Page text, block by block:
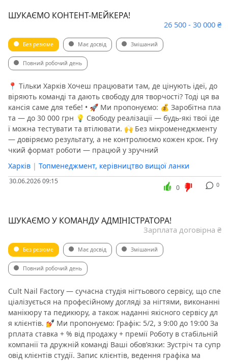
ШУКАЄМО КОНТЕНТ-МЕЙКЕРА!
26 500 - 30 000 ₴
Без резюме Має досвід Змішаний
Повний робочий день
📍 Тільки Харків Хочеш працювати там, де цінують ідеї, до
віряють команді та дають свободу для творчості? Тоді ця ва
кансія саме для тебе! • 🚀 Ми пропонуємо: 💰 Заробітна пла
та — до 30 000 грн 💡 Свободу реалізації — будь-які твої іде
ї можна тестувати та втілювати. 🙌 Без мікроменеджменту
— довіряємо результату, а не контролюємо кожен крок. Гну
чкий формат роботи — працюй у зручний
Харків | Топменеджмент, керівництво вищої ланки
30.06.2026 09:15 0
0
ШУКАЄМО У КОМАНДУ АДМІНІСТРАТОРА!
Зарплата договірна ₴
Без резюме Має досвід Змішаний
Повний робочий день
Cult Nail Factory — сучасна студія нігтьового сервісу, що спе
ціалізується на професійному догляді за нігтями, виконанні
манікюру та педикюру, а також наданні якісного сервісу дл
я клієнтів. 💅 Ми пропонуємо: Графік: 5/2, з 9:00 до 19:00 За
рплата ставка + % від продажу + премії Роботу в стабільній
компанії та дружній команді Ваші обов’язки: Зустріч та супр
овід клієнтів студії. Запис клієнтів, ведення графіка ма